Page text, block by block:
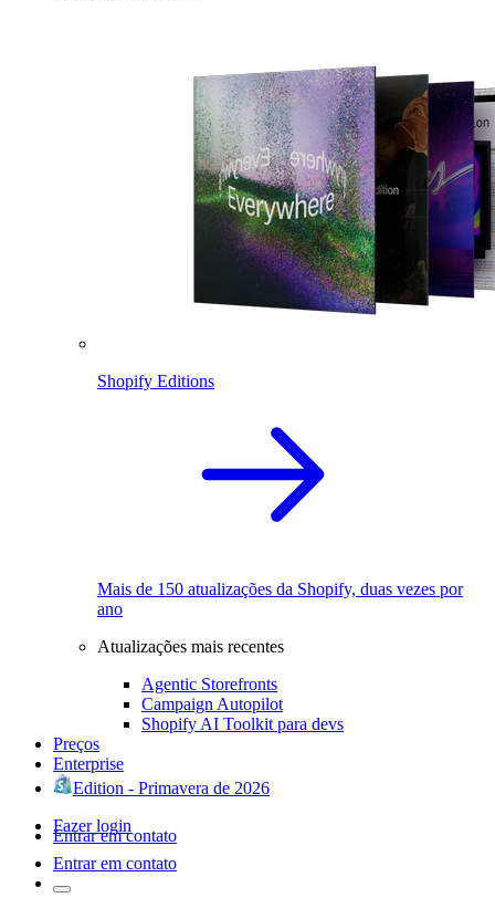
Shopify Editions
Mais de 150 atualizações da Shopify, duas vezes por
ano
Atualizações mais recentes
Agentic Storefronts
Campaign Autopilot
Shopify AI Toolkit para devs
Preços
Enterprise
Edition - Primavera de 2026
Fazer login
Entrar em contato
Entrar em contato